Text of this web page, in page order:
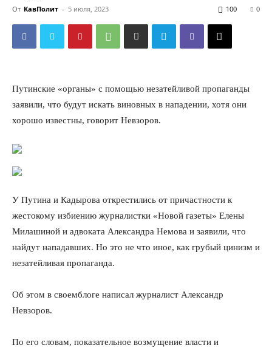
От КавПолит - 5 июля, 2023 0
100
Путинские «органы» с помощью незатейливой пропаганды
заявили, что будут искать виновных в нападении, хотя они
хорошо известны, говорит Невзоров.
У Путина и Кадырова открестились от причастности к
жестокому избиению журналистки «Новой газеты» Елены
Милашиной и адвоката Александра Немова и заявили, что
найдут нападавших. Но это не что иное, как грубый цинизм и
незатейливая пропаганда.
Об этом в своемблоге написал журналист Александр
Невзоров.
По его словам, показательное возмущение власти и